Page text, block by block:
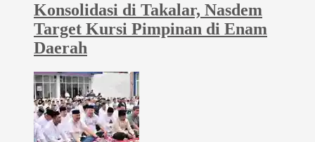
Konsolidasi di Takalar, Nasdem
Target Kursi Pimpinan di Enam
Daerah